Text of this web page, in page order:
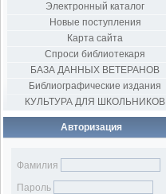
Электронный каталог
Новые поступления
Карта сайта
Спроси библиотекаря
БАЗА ДАННЫХ ВЕТЕРАНОВ
Библиографические издания
КУЛЬТУРА ДЛЯ ШКОЛЬНИКОВ
Авторизация
Фамилия
Пароль